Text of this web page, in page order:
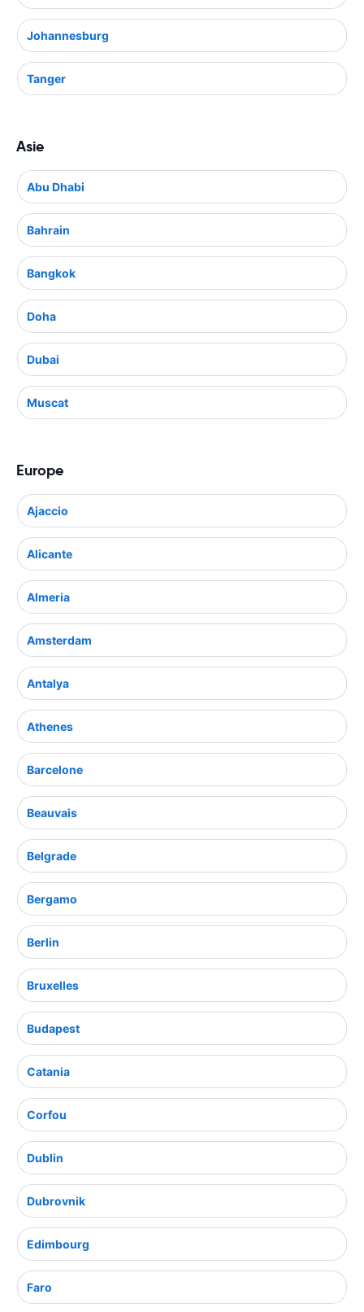
Johannesburg
Tanger
Asie
Abu Dhabi
Bahrain
Bangkok
Doha
Dubai
Muscat
Europe
Ajaccio
Alicante
Almeria
Amsterdam
Antalya
Athenes
Barcelone
Beauvais
Belgrade
Bergamo
Berlin
Bruxelles
Budapest
Catania
Corfou
Dublin
Dubrovnik
Edimbourg
Faro